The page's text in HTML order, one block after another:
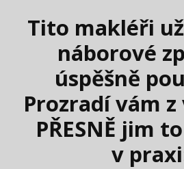
Tito makléři
náborové
úspěšně
Prozradí vám z
PŘESNĚ jim
v